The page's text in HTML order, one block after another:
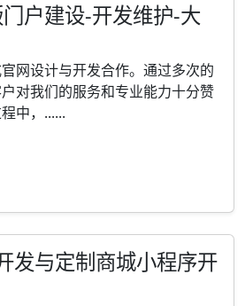
户建设-开发维护-大
网设计与开发合作。通过多次的
对我们的服务和专业能力十分赞
中，......
发与定制商城小程序开